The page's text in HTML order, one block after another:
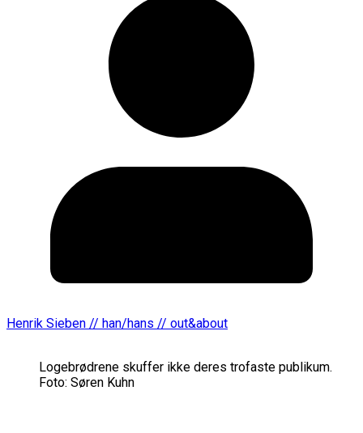
Henrik Sieben // han/hans // out&about
Logebrødrene skuffer ikke deres trofaste publikum.
Foto: Søren Kuhn